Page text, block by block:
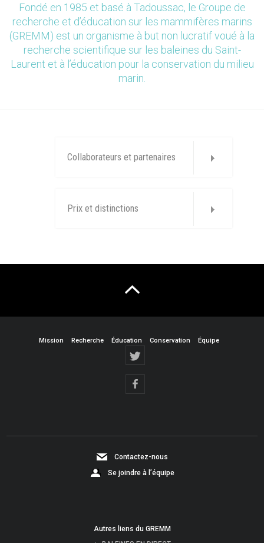
Fondé en 1985 et basé à Tadoussac, le Groupe de
recherche et d’éducation sur les mammifères marins
(GREMM) est un organisme à but non lucratif voué à la
recherche scientifique sur les baleines du Saint-
Laurent et à l’éducation pour la conservation du milieu
marin.
Collaborateurs et partenaires
Prix et distinctions
Mission Recherche Éducation Conservation Équipe
Contactez-nous
Se joindre à l’équipe
Autres liens du GREMM